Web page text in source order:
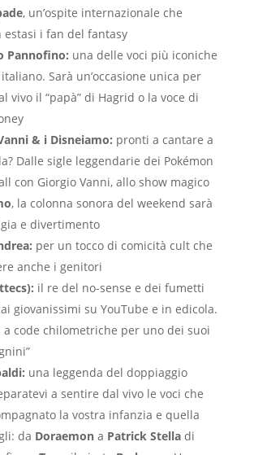
, un’ospite internazionale che
estasi i fan del fantasy
Pannofino: una delle voci più iconiche
Sarà un’occasione unica per
vivo il “papà” di Hagrid o la voce di
& i Disneiamo: pronti a cantare a
Dalle sigle leggendarie dei Pokémon
con Giorgio Vanni, allo show magico
, la colonna sonora del weekend sarà
e divertimento
per un tocco di comicità cult che
anche i genitori
il re del no-sense e dei fumetti
giovanissimi su YouTube e in edicola.
a code chilometriche per uno dei suoi
una leggenda del doppiaggio
a sentire dal vivo le voci che
la vostra infanzia e quella
da Doraemona Patrick Stelladi